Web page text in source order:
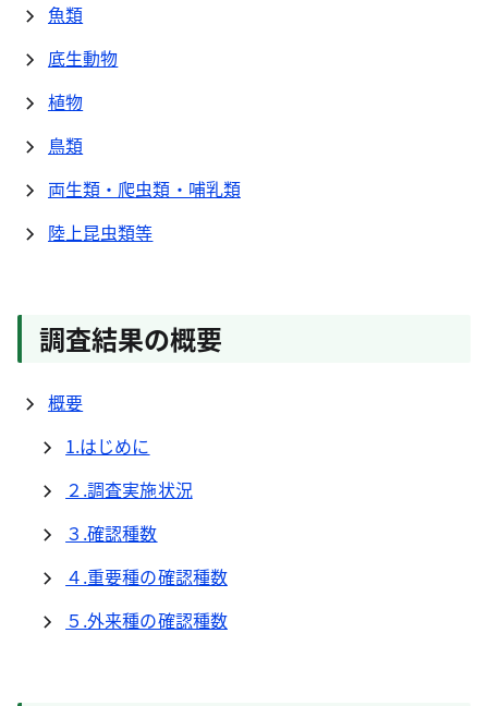
魚類
底生動物
植物
鳥類
両生類・爬虫類・哺乳類
陸上昆虫類等
調査結果の概要
概要
1.はじめに
２.調査実施状況
３.確認種数
４.重要種の確認種数
５.外来種の確認種数